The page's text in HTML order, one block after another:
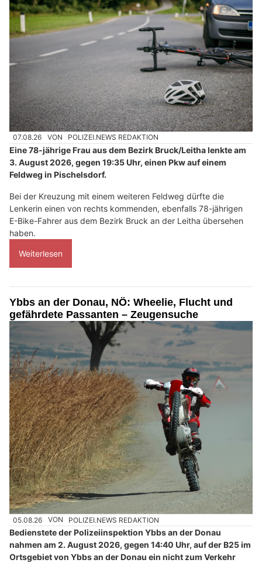
07.08.26 VON POLIZEI.NEWS REDAKTION
Eine 78-jährige Frau aus dem Bezirk Bruck/Leitha lenkte am
3. August 2026, gegen 19:35 Uhr, einen Pkw auf einem
Feldweg in Pischelsdorf.
Bei der Kreuzung mit einem weiteren Feldweg dürfte die
Lenkerin einen von rechts kommenden, ebenfalls 78-jährigen
E-Bike-Fahrer aus dem Bezirk Bruck an der Leitha übersehen
haben.
Weiterlesen
Ybbs an der Donau, NÖ: Wheelie, Flucht und
gefährdete Passanten – Zeugensuche
05.08.26 VON POLIZEI.NEWS REDAKTION
Bedienstete der Polizeiinspektion Ybbs an der Donau
nahmen am 2. August 2026, gegen 14:40 Uhr, auf der B25 im
Ortsgebiet von Ybbs an der Donau ein nicht zum Verkehr